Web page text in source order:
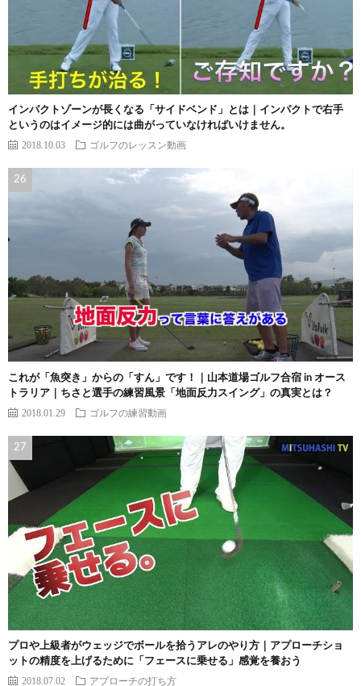
インパクトゾーンが長くなる「サイドベンド」とは｜インパクトで右手
というのはイメージ的には曲がっていなければいけません。
2018.10.03 ゴルフのレッスン動画
これが「魚突き」からの「すん」です！｜山本道場ゴルフ合宿 in オース
トラリア｜ちさと選手の練習風景「地面反力スイング」の真実とは？
2018.01.29 ゴルフの練習動画
プロや上級者がウェッジでボールを拾うアレのやり方｜アプローチショ
ットの精度を上げるために「フェースに乗せる」感覚を養おう
2018.07.02 アプローチの打ち方